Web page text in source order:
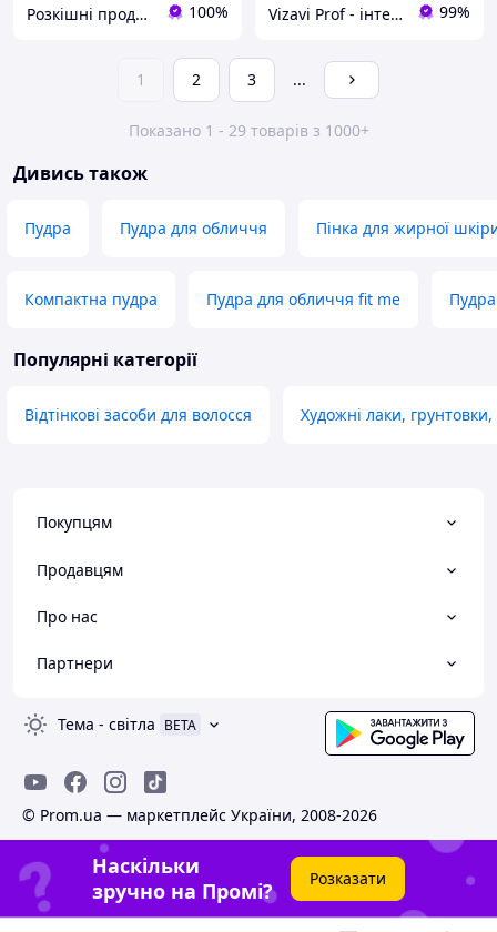
Розкішні продукти для краси та здоров'я 4you4me 100% Vizavi Prof - інтернет-магазин професійної косметики 99%
1 2 3 ...
Показано 1 - 29 товарів з 1000+
Дивись також
Пудра Пудра для обличчя Пінка для жирної
Компактна пудра Пудра для обличчя fit me
Популярні категорії
Відтінкові засоби для волосся Художні лаки,
Покупцям
Продавцям
Про нас
Партнери
Тема - світла BETA
© Prom.ua — маркетплейс України, 2008-2026
Наскільки
зручно на Промі?
Розказати